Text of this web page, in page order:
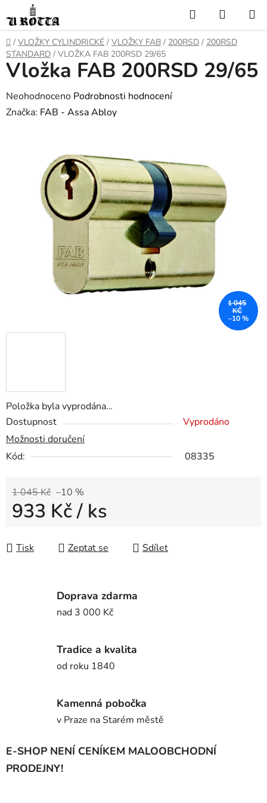
na
obsah
Hledat
KOŠÍK
DOMŮ
/ VLOŽKY CYLINDRICKÉ / VLOŽKY FAB / 200RSD / 200RSD
STANDARD / VLOŽKA FAB 200RSD 29/65
Položka byla vyprodána…
Dostupnost
Vyprodáno
Možnosti doručení
Kód:
08335
1 045 Kč –10 %
933 Kč/ ks
Tisk
Zeptat se Sdílet
Vložka FAB 200RSD 29/65
Průměrné
hodnocení
hvězdiček.
Neohodnoceno Podrobnosti hodnocení
Značka: FAB - Assa Abloy
1 045
KČ
–10 %
Doprava zdarma
nad 3 000 Kč
Tradice a kvalita
od roku 1840
Kamenná pobočka
v Praze na Starém městě
E-SHOP NENÍ CENÍKEM MALOOBCHODNÍ
PRODEJNY!